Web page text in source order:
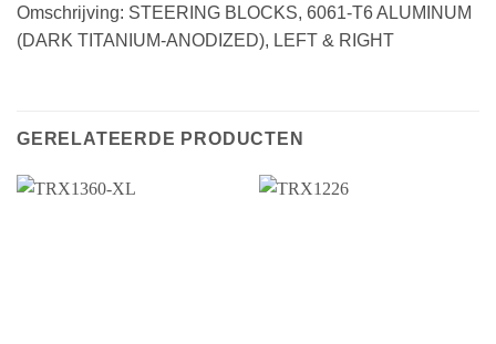
Omschrijving: STEERING BLOCKS, 6061-T6 ALUMINUM
(DARK TITANIUM-ANODIZED), LEFT & RIGHT
GERELATEERDE PRODUCTEN